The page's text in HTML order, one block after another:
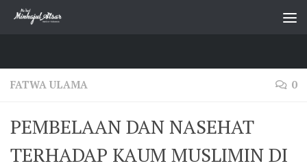
Skip to content
FATWA ULAMA 0
PEMBELAAN DAN NASEHAT
TERHADAP KAUM MUSLIMIN DI